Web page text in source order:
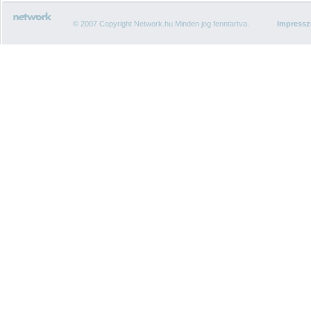
© 2007 Copyright Network.hu Minden jog fenntartva.